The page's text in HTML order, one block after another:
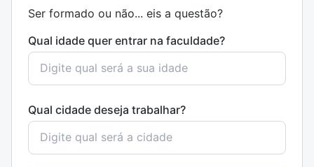
Ser formado ou não... eis a questão?
Qual idade quer entrar na faculdade?
Qual cidade deseja trabalhar?